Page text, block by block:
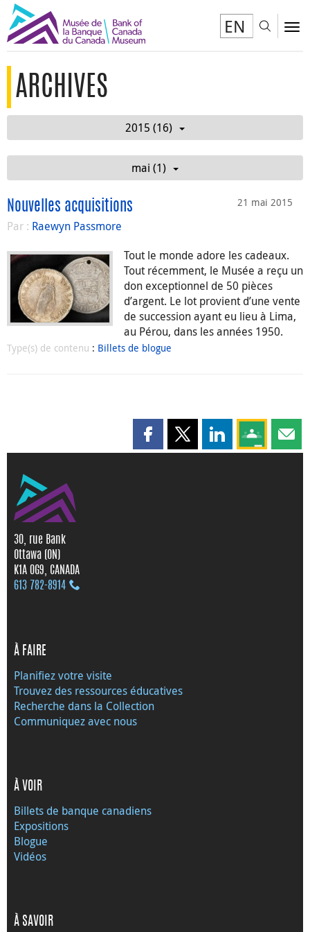
EN
ARCHIVES
2015 (16)
mai (1)
21 mai 2015
Nouvelles acquisitions
Par : Raewyn Passmore
Tout le monde adore les cadeaux.
Tout récemment, le Musée a reçu un
don exceptionnel de 50 pièces
d’argent. Le lot provient d’une vente
de succession ayant eu lieu à Lima,
au Pérou, dans les années 1950.
Type(s) de contenu : Billets de blogue
Partager cette page sur
Partager cette page sur X
Partager cette
Partagez
30, rue Bank
Ottawa (ON)
K1A 0G9, CANADA
613 782‑8914
À FAIRE
Planifiez votre visite
Trouvez des ressources éducatives
Recherche dans la Collection
Communiquez avec nous
À VOIR
Billets de banque canadiens
Expositions
Blogue
Vidéos
À SAVOIR